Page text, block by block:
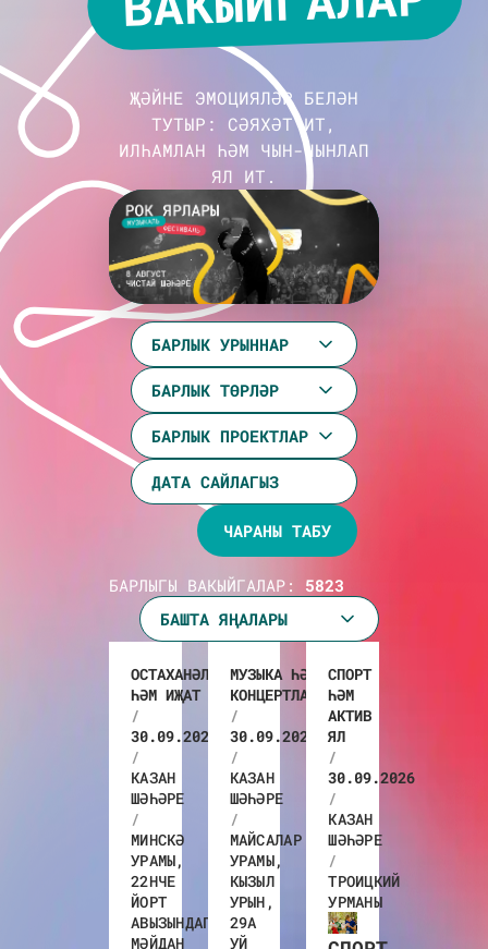
ҖӘЙНЕ ЭМОЦИЯЛӘР БЕЛӘН
ТУТЫР: СӘЯХӘТ ИТ,
ИЛҺАМЛАН ҺӘМ ЧЫН-ЧЫНЛАП
ЯЛ ИТ.
БАРЛЫК УРЫННАР
БАРЛЫК ТӨРЛӘР
БАРЛЫК ПРОЕКТЛАР
ДАТА САЙЛАГЫЗ
ЧАРАНЫ ТАБУ
БАРЛЫГЫ ВАКЫЙГАЛАР: 5823
БАШТА ЯҢАЛАРЫ
ОСТАХАНӘЛӘР
ҺӘМ ИҖАТ
/
30.09.2026
/
КАЗАН
ШӘҺӘРЕ
/
МИНСКӘ
УРАМЫ,
22НЧЕ
ЙОРТ
АВЫЗЫНДАГЫ
МӘЙДАН
МУЗЫКА ҺӘМ
КОНЦЕРТЛАР
/
30.09.2026
/
КАЗАН
ШӘҺӘРЕ
/
МАЙСАЛАР
УРАМЫ,
КЫЗЫЛ
УРЫН,
29А
УЙ
СПОРТ
ҺӘМ
АКТИВ
ЯЛ
/
30.09.2026
/
КАЗАН
ШӘҺӘРЕ
/
ТРОИЦКИЙ
УРМАНЫ